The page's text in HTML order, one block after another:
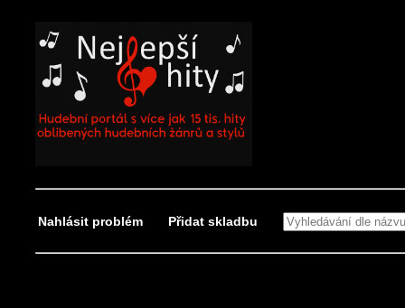
Nahlásit problém Přidat skladbu